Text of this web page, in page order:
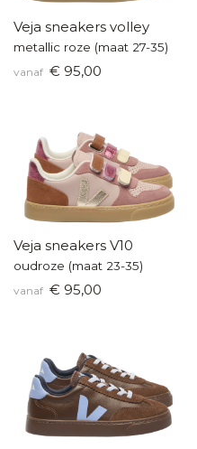
Veja sneakers volley
metallic roze (maat 27-35)
vanaf € 95,00
Veja sneakers V10
oudroze (maat 23-35)
vanaf € 95,00